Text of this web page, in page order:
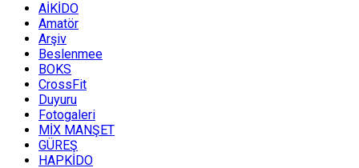
AİKİDO
Amatör
Arşiv
Beslenmee
BOKS
CrossFit
Duyuru
Fotogaleri
MİX MANŞET
GÜREŞ
HAPKİDO